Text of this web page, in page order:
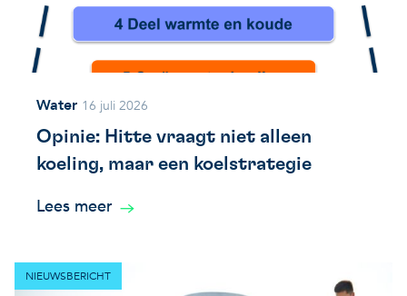
Water 16 juli 2026
Opinie: Hitte vraagt niet alleen
koeling, maar een koelstrategie
Lees meer
NIEUWSBERICHT